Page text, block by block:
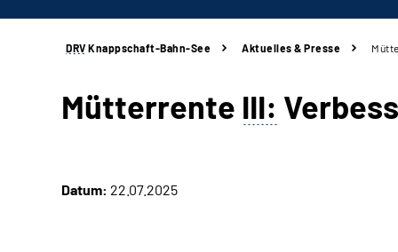
DRV Knappschaft-Bahn-See Aktuelles & Presse
Mütterrente III:
Datum: 22.07.2025